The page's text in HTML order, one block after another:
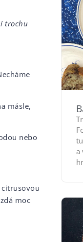
trochu
másle,
nebo
moc
a